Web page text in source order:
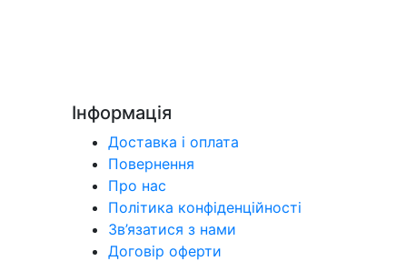
Інформація
Доставка і оплата
Повернення
Про нас
Політика конфіденційності
Зв’язатися з нами
Договір оферти